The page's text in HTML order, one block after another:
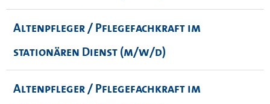
Altenpfleger / Pflegefachkraft im
stationären Dienst (m/w/d)
Altenpfleger / Pflegefachkraft im